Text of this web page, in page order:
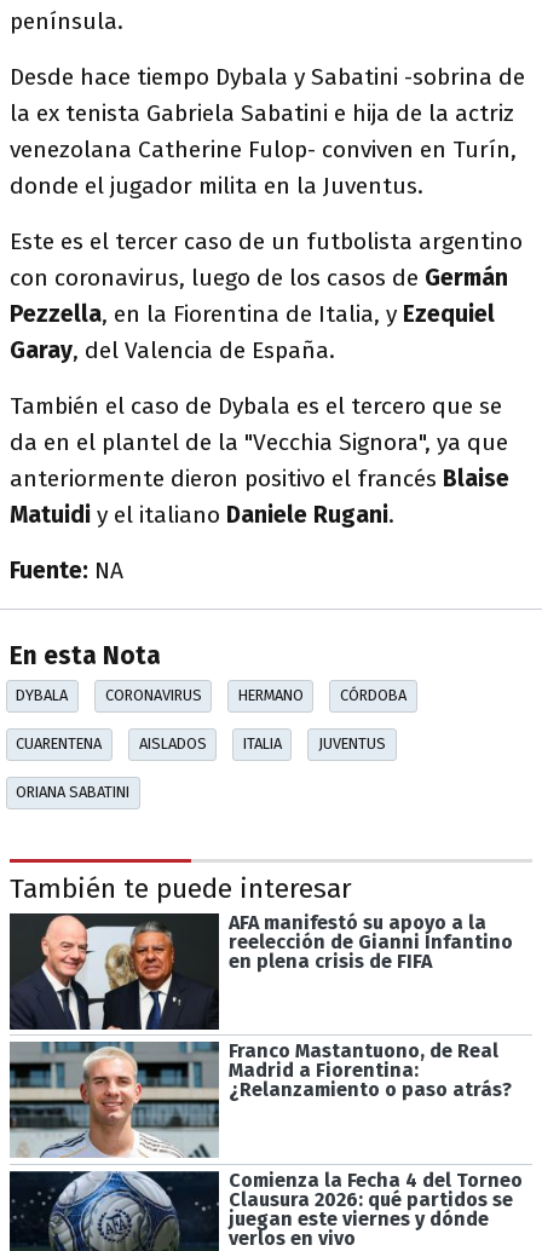
península.
Desde hace tiempo Dybala y Sabatini -sobrina de
la ex tenista Gabriela Sabatini e hija de la actriz
venezolana Catherine Fulop- conviven en Turín,
donde el jugador milita en la Juventus.
Este es el tercer caso de un futbolista argentino
con coronavirus, luego de los casos de Germán
Pezzella, en la Fiorentina de Italia, y Ezequiel
Garay, del Valencia de España.
También el caso de Dybala es el tercero que se
da en el plantel de la "Vecchia Signora", ya que
anteriormente dieron positivo el francés Blaise
Matuidi y el italiano Daniele Rugani.
Fuente: NA
En esta Nota
DYBALA CORONAVIRUS HERMANO CÓRDOBA
CUARENTENA AISLADOS ITALIA JUVENTUS
ORIANA SABATINI
También te puede interesar
AFA manifestó su apoyo a la
reelección de Gianni Infantino
en plena crisis de FIFA
Franco Mastantuono, de Real
Madrid a Fiorentina:
¿Relanzamiento o paso atrás?
Comienza la Fecha 4 del Torneo
Clausura 2026: qué partidos se
juegan este viernes y dónde
verlos en vivo